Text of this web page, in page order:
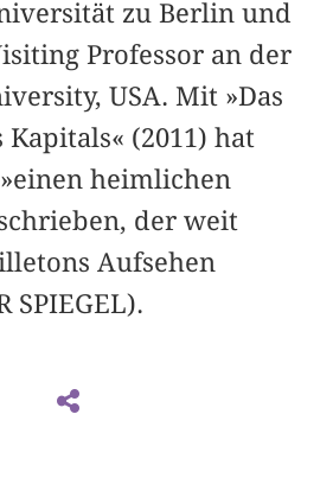
zu Berlin und
Professor an der
USA. Mit »Das
Kapitals« (2011) hat
heimlichen
der weit
Aufsehen
SPIEGEL).